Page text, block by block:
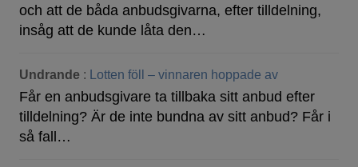
och att de båda anbudsgivarna, efter tilldelning,
insåg att de kunde låta den…
Undrande : Lotten föll – vinnaren hoppade av
Får en anbudsgivare ta tillbaka sitt anbud efter
tilldelning? Är de inte bundna av sitt anbud? Får i
så fall…